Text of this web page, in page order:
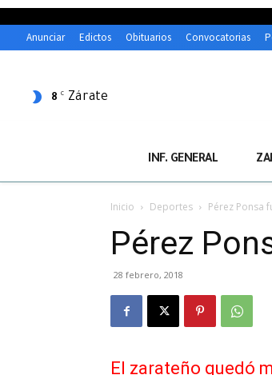
Anunciar Edictos Obituarios Convocatorias
8 C Zárate
INF. GENERAL
Inicio Deportes Pérez Ponsa
Pérez
28 febrero, 2018
El zarateño quedó